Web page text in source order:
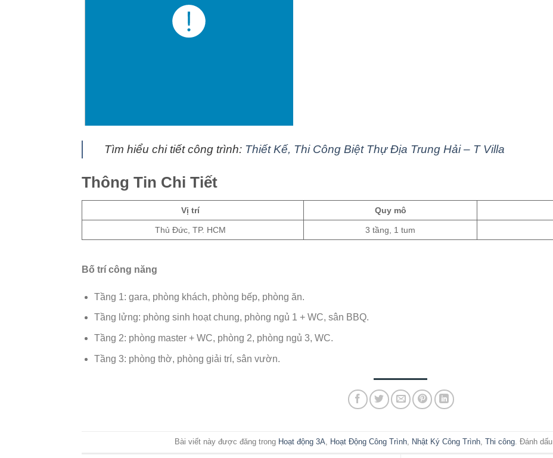
Tìm hiểu chi tiết công trình: Thiết Kế, Thi Công Biệt Thự Địa Trung Hải – T Villa
Thông Tin Chi Tiết
Vị trí Quy mô
Thủ Đức, TP. HCM 3 tầng, 1 tum
Bố trí công năng
Tầng 1: gara, phòng khách, phòng bếp, phòng ăn.
Tầng lửng: phòng sinh hoạt chung, phòng ngủ 1 + WC, sân BBQ.
Tầng 2: phòng master + WC, phòng 2, phòng ngủ 3, WC.
Tầng 3: phòng thờ, phòng giải trí, sân vườn.
Bài viết này được đăng trong Hoạt động 3A Hoạt Động Công Trình, Nhật Ký Công Trình, Thi công. Đánh dấu